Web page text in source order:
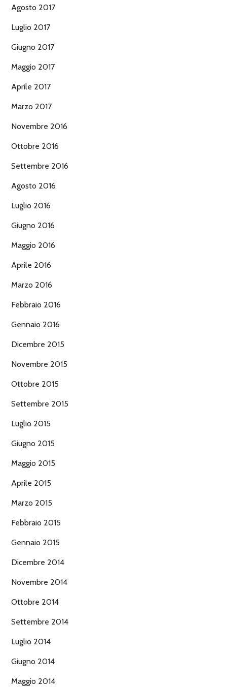
Agosto 2017
Luglio 2017
Giugno 2017
Maggio 2017
Aprile 2017
Marzo 2017
Novembre 2016
Ottobre 2016
Settembre 2016
Agosto 2016
Luglio 2016
Giugno 2016
Maggio 2016
Aprile 2016
Marzo 2016
Febbraio 2016
Gennaio 2016
Dicembre 2015
Novembre 2015
Ottobre 2015
Settembre 2015
Luglio 2015
Giugno 2015
Maggio 2015
Aprile 2015
Marzo 2015
Febbraio 2015
Gennaio 2015
Dicembre 2014
Novembre 2014
Ottobre 2014
Settembre 2014
Luglio 2014
Giugno 2014
Maggio 2014